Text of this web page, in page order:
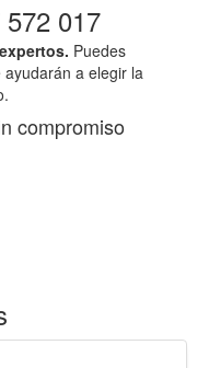
572 017
Puedes
a elegir la
compromiso